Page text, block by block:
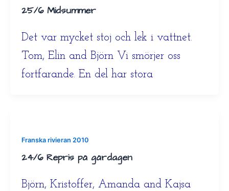
25/6 Midsummer
Det var mycket stoj och lek i vattnet.
Tom, Elin and Björn Vi smörjer oss
fortfarande. En del har stora
Franska rivieran 2010
24/6 Repris på gårdagen
Björn, Kristoffer, Amanda and Kajsa